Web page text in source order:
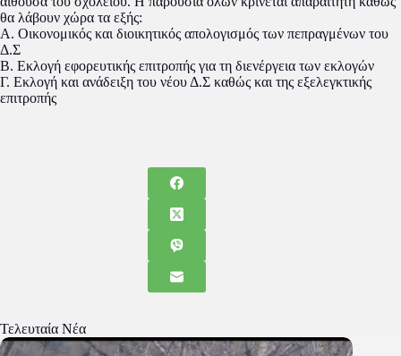
θα λάβουν χώρα τα εξής:
Α. Οικονομικός και διοικητικός απολογισμός των πεπραγμένων του
Δ.Σ
Β. Εκλογή εφορευτικής επιτροπής για τη διενέργεια των εκλογών
Γ. Εκλογή και ανάδειξη του νέου Δ.Σ καθώς και της εξελεγκτικής
επιτροπής
Τελευταία Νέα